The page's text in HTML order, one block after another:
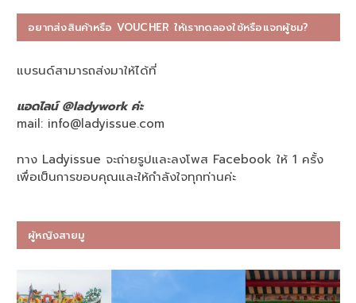
อยากส่งสินค้าหรือ VOUCHER ให้เราทดลองใช้หรือแจกผู้ชม?
แบรนด์สามารถส่งมาให้ได้ที่
แอดไลน์ @ladywork ค่ะ
mail: info@ladyissue.com
ทาง Ladyissue จะถ่ายรูปและลงโพส Facebook ให้ 1 ครั้ง
เพื่อเป็นการขอบคุณและให้กำลังใจทุกท่านค่ะ
ผู้หญิงสายมู